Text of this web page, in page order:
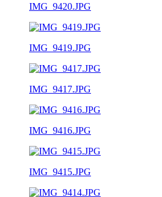
IMG_9420.JPG
IMG_9419.JPG
IMG_9417.JPG
IMG_9416.JPG
IMG_9415.JPG